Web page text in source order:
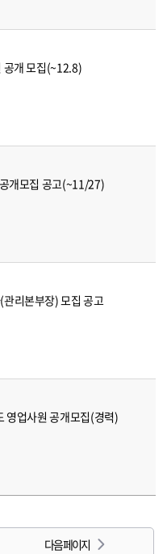
공개 모집(~12.8)
개모집 공고(~11/27)
리본부장) 모집 공고
영업사원 공개모집(경력)
다음 페이지